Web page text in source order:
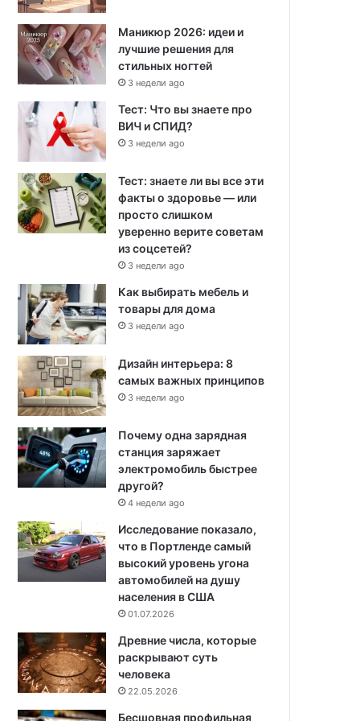
Маникюр 2026: идеи и
лучшие решения для
стильных ногтей
3 недели ago
Тест: Что вы знаете про
ВИЧ и СПИД?
3 недели ago
Тест: знаете ли вы все эти
факты о здоровье — или
просто слишком
уверенно верите советам
из соцсетей?
3 недели ago
Как выбирать мебель и
товары для дома
3 недели ago
Дизайн интерьера: 8
самых важных принципов
3 недели ago
Почему одна зарядная
станция заряжает
электромобиль быстрее
другой?
4 недели ago
Исследование показало,
что в Портленде самый
высокий уровень угона
автомобилей на душу
населения в США
01.07.2026
Древние числа, которые
раскрывают суть
человека
22.05.2026
Бесшовная профильная